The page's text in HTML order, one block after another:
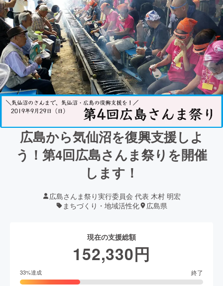
広島から気仙沼を復興支援しよ
う！第4回広島さんま祭りを開催
します！
広島さんま祭り実行委員会 代表 木村 明宏
まちづくり・地域活性化
広島県
現在の支援総額
152,330円
33%達成 終了